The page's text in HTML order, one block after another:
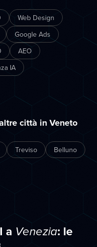
Web Design
Google Ads
AEO
IA
città in Veneto
Treviso
Belluno
a Venezia: le